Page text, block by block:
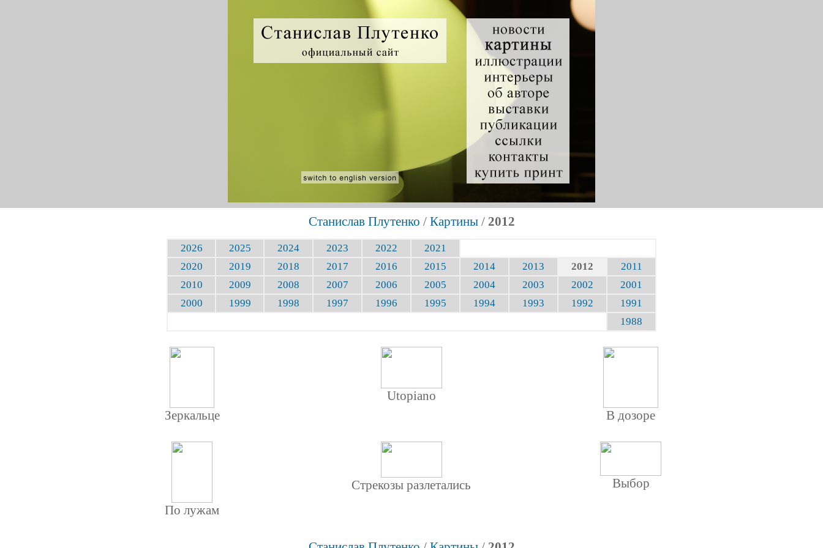
Станислав Плутенко / Картины/ 2012
2026 2025 2024 2023 2022
2021
2020
2019 2018 2017 2016 2015 2014 2013 2012
2011
2010
2009 2008 2007 2006 2005 2004 2003 2002
2001
2000
1999 1998 1997 1996 1995 1994 1993 1992
1991
1988
Зеркальце
Utopiano
В дозоре
По лужам
Стрекозы разлетались Выбор